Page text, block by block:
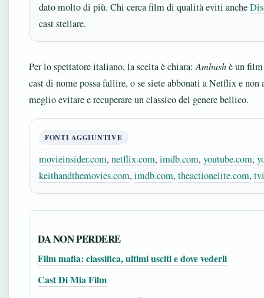
dato molto di più. Chi cerca film di qualità eviti anche
cast stellare.
Per lo spettatore italiano, la scelta è chiara:Ambushè un film
cast di nome possa fallire, o se siete abbonati a Netflix e
meglio evitare e recuperare un classico del genere bellico.
FONTI AGGIUNTIVE
movieinsider.com, netflix.com, imdb.com, youtube.com,
keithandthemovies.com, imdb.com, theactionelite.com,
DA NON PERDERE
Film mafia: classifica, ultimi usciti e dove vederli
Cast Di Mia Film